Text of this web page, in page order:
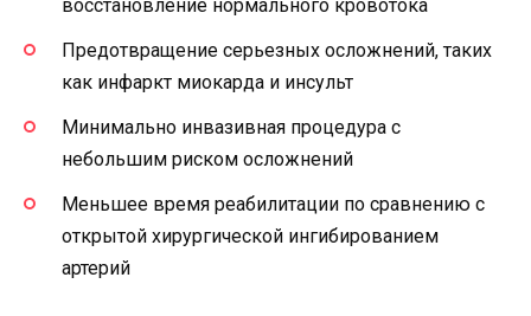
восстановление нормального кровотока
Предотвращение серьезных осложнений, таких
как инфаркт миокарда и инсульт
Минимально инвазивная процедура с
небольшим риском осложнений
Меньшее время реабилитации по сравнению с
открытой хирургической ингибированием
артерий